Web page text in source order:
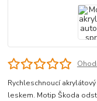
Rychleschnoucí
leskem. Motip Škoda